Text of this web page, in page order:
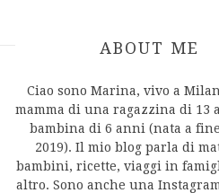
ABOUT AUTHOR
ABOUT ME
Ciao sono Marina, vivo a
mamma di una ragazzina di 13
bambina di 6 anni (nata a
2019). Il mio blog parla di
bambini, ricette, viaggi in
altro. Sono anche una